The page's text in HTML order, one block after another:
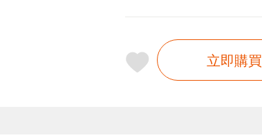
立即購買